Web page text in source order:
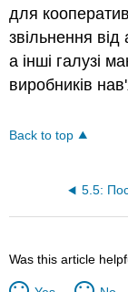
для
звільнення
а інші галузі
виробників
Back to top
5.5:
Was this article